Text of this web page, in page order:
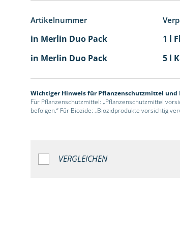
Artikelnummer
in Merlin Duo Pack
1 l
in Merlin Duo Pack
5 l
Wichtiger Hinweis für Pflanzenschutzmittel und
Für Pflanzenschutzmittel: „Pflanzenschutzmittel
befolgen.“ Für Biozide: „Biozidprodukte vorsichtig
VERGLEICHEN